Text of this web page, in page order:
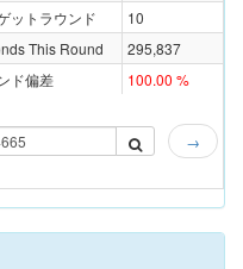
ットラウンド
10
This Round
295,837
ド偏差 100.00 %
→